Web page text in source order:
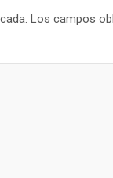
Los campos